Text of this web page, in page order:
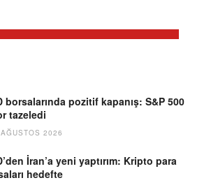
borsalarında pozitif kapanış: S&P 500
tazeledi
2026
İran’a yeni yaptırım: Kripto para
hedefte